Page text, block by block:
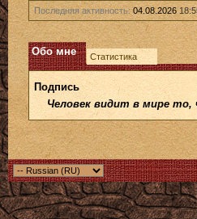
Последняя активность:04.08.2026
Обо мне Статистика
Подпись
Человек видит в мире то,